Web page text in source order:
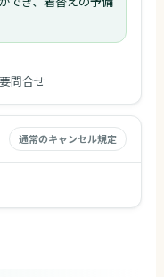
問合せ
通常のキャンセル規定